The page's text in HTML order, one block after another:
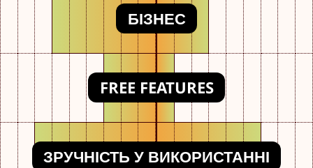
БІЗНЕС
FREE FEATURES
ЗРУЧНІСТЬ У ВИКОРИСТАННІ